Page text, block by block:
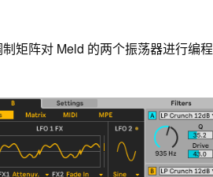
矩阵对 Meld 的两个振荡器进行编程